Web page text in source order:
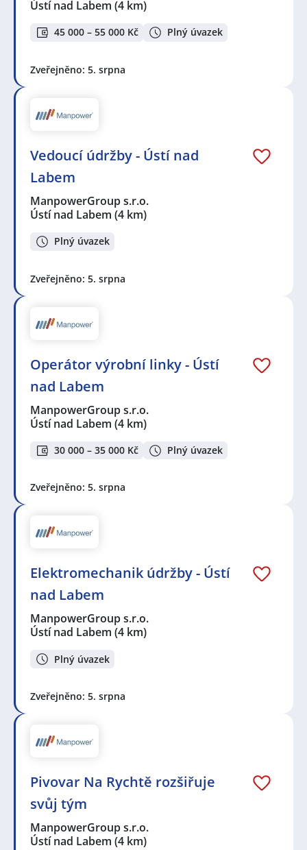
Ústí nad Labem (4 km)
45 000 – 55 000 Kč Plný úvazek
Zveřejněno: 5. srpna
Vedoucí údržby - Ústí nad
Labem
ManpowerGroup s.r.o.
Ústí nad Labem (4 km)
Plný úvazek
Zveřejněno: 5. srpna
Operátor výrobní linky - Ústí
nad Labem
ManpowerGroup s.r.o.
Ústí nad Labem (4 km)
30 000 – 35 000 Kč Plný úvazek
Zveřejněno: 5. srpna
Elektromechanik údržby - Ústí
nad Labem
ManpowerGroup s.r.o.
Ústí nad Labem (4 km)
Plný úvazek
Zveřejněno: 5. srpna
Pivovar Na Rychtě rozšiřuje
svůj tým
ManpowerGroup s.r.o.
Ústí nad Labem (4 km)